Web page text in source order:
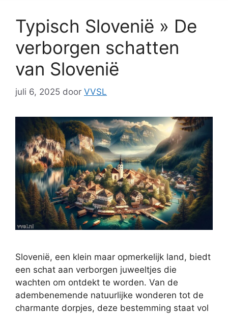
Typisch Slovenië » De
verborgen schatten
van Slovenië
juli 6, 2025 door VVSL
Slovenië, een klein maar opmerkelijk land, biedt
een schat aan verborgen juweeltjes die
wachten om ontdekt te worden. Van de
adembenemende natuurlijke wonderen tot de
charmante dorpjes, deze bestemming staat vol